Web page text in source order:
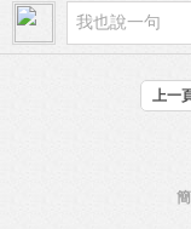
上一